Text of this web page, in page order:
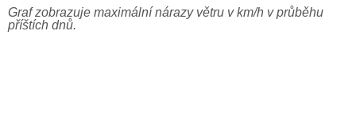
Graf zobrazuje maximální nárazy větru v km/h v průběhu
příštích dnů.